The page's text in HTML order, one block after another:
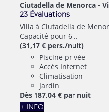
Ciutadella de Menorca -
23 Évaluations
Villa à Ciutadella de
Capacité pour 6...
(31,17 € pers./nuit)
Piscine privée
Accès Internet
Climatisation
Jardin
Dès 187,04 € par nuit
+ INFO